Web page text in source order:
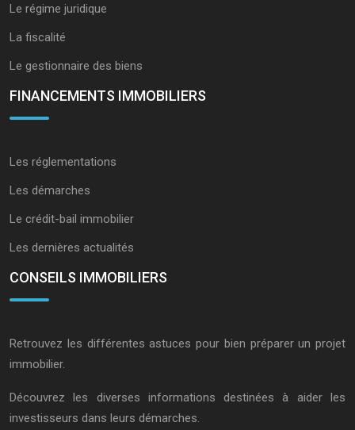
Le régime juridique
La fiscalité
Le gestionnaire des biens
FINANCEMENTS IMMOBILIERS
Les réglementations
Les démarches
Le crédit-bail immobilier
Les dernières actualités
CONSEILS IMMOBILIERS
Retrouvez les différentes astuces pour bien préparer un projet
immobilier.
Découvrez les diverses informations destinées à aider les
investisseurs dans leurs démarches.